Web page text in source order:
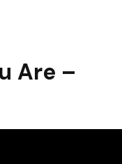
Are –